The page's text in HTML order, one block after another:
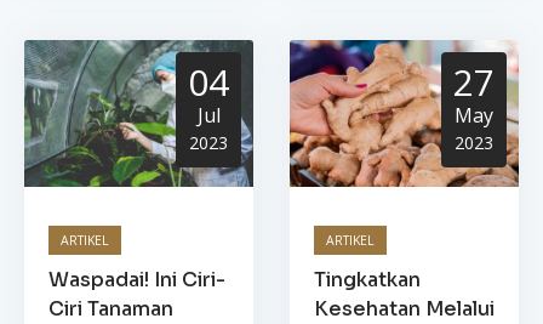
04
Jul
2023
ARTIKEL
Waspadai! Ini Ciri-
Ciri Tanaman
27
May
2023
ARTIKEL
Tingkatkan
Kesehatan Melalui